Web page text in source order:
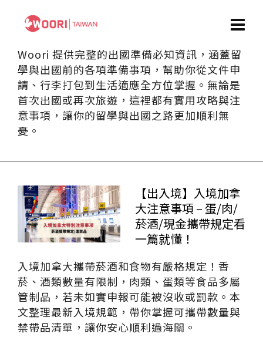
Woori 提供完整的出國準備必知資訊，涵蓋留
學與出國前的各項準備事項，幫助你從文件申
請、行李打包到生活適應全方位掌握。無論是
首次出國或再次旅遊，這裡都有實用攻略與注
意事項，讓你的留學與出國之路更加順利無
憂。
【出入境】入境加拿
大注意事項 – 蛋/肉/
菸酒/現金攜帶規定看
一篇就懂！
入境加拿大攜帶菸酒和食物有嚴格規定！香
菸、酒類數量有限制，肉類、蛋類等食品多屬
管制品，若未如實申報可能被沒收或罰款。本
文整理最新入境規範，帶你掌握可攜帶數量與
禁帶品清單，讓你安心順利過海關。